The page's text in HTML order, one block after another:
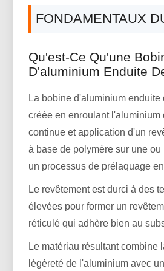
FONDAMENTAUX
Qu'est-Ce Qu'une
D'aluminium Enduite
La bobine d'aluminium enduite
créée en enroulant l'aluminium
continue et application d'un
à base de polymère sur une
un processus de prélaquage
Le revêtement est durci à des
élevées pour former un
réticulé qui adhère bien au
Le matériau résultant combine
légèreté de l'aluminium avec